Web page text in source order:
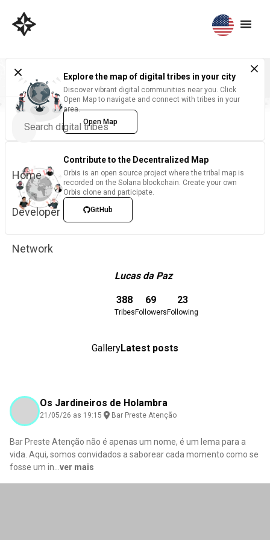
Home
Developer
Network
Explore the map of digital tribes in your city
Discover vibrant digital communities near you. Click
Open Map to navigate and connect with tribes in your
area.
Open Map
Contribute to the Decentralized Map
Orbis is an open source project where the tribal map is
recorded on the Solana blockchain. Create your own
Orbis clone and participate.
GitHub
Lucas da Paz
388
Tribes
69
Followers
23
Following
GalleryLatest posts
Os Jardineiros de Holambra
21/05/26 as 19:15 Bar Preste Atenção
Bar Preste Atenção não é apenas um nome, é um lema para a
vida. Aqui, somos convidados a saborear cada momento como se
fosse um in
ver mais